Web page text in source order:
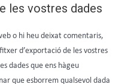
les vostres dades
o hi heu deixat comentaris,
d’exportació de les vostres
dades que ens hàgeu
que esborrem qualsevol dada